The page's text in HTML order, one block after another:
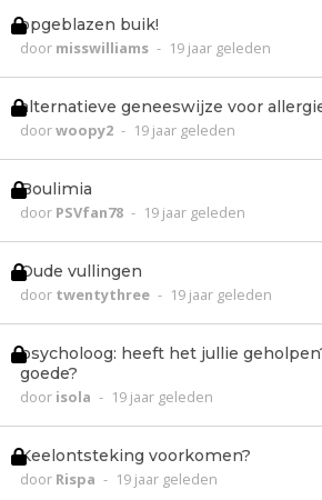
opgeblazen buik!
door misswilliams - 19 jaar geleden
alternatieve geneeswijze voor
doorwoopy2 - 19 jaar geleden
Boulimia
door PSVfan78 - 19 jaar geleden
Oude vullingen
door twentythree - 19 jaar geleden
psycholoog: heeft het jullie
goede?
door isola - 19 jaar geleden
Keelontsteking voorkomen?
door Rispa - 19 jaar geleden